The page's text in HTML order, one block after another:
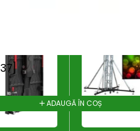
ADAUGĂ ÎN COȘ